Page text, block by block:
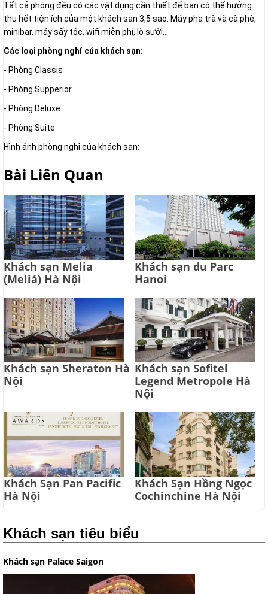
Tất cả phòng đều có các vật dụng cần thiết để bạn có thể hưởng
thụ hết tiện ích của một khách sạn 3,5 sao. Máy pha trà và cà phê,
minibar, máy sấy tóc, wifi miễn phí, lò sưởi…
Các loại phòng nghỉ của khách sạn:
- Phòng Classis
- Phòng Supperior
- Phòng Deluxe
- Phòng Suite
Hình ảnh phòng nghỉ của khách sạn:
Bài Liên Quan
Khách sạn Melia
(Meliá) Hà Nội
Khách sạn du Parc
Hanoi
Khách sạn Sheraton Hà
Nội
Khách sạn Sofitel
Legend Metropole Hà
Nội
Khách Sạn Pan Pacific
Hà Nội
Khách Sạn Hồng Ngọc
Cochinchine Hà Nội
Khách sạn tiêu biểu
Khách sạn Palace Saigon